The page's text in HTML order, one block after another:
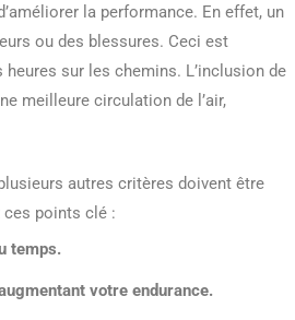
la performance. En effet, un
ou des blessures. Ceci est
sur les chemins. L’inclusion de
meilleure circulation de l’air,
autres critères doivent être
ces points clé :
temps.
votre endurance.